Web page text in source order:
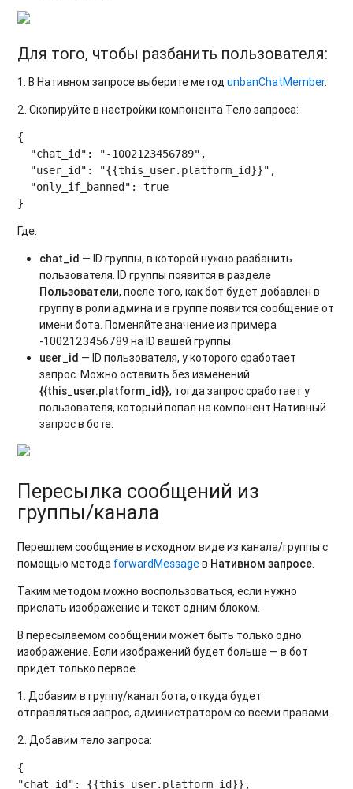
Для того, чтобы разбанить пользователя:
1. В Нативном запросе выберите методunbanChatMember.
2. Скопируйте в настройки компонента Тело запроса:
{
Где:
chat_id — ID группы, в которой нужно разбанить
пользователя. ID группы появится в разделе
Пользователи, после того, как бот будет добавлен в
группу в роли админа и в группе появится сообщение от
имени бота. Поменяйте значение из примера
-1002123456789 на ID вашей группы.
user_id — ID пользователя, у которого сработает
запрос. Можно оставить без изменений
{{this_user.platform_id}}, тогда запрос сработает у
пользователя, который попал на компонент Нативный
запрос в боте.
Пересылка сообщений из
группы/канала
Перешлем сообщение в исходном виде из канала/группы с
помощью метода forwardMessageв Нативном запросе.
Таким методом можно воспользоваться, если нужно
прислать изображение и текст одним блоком.
В пересылаемом сообщении может быть только одно
изображение. Если изображений будет больше — в бот
придет только первое.
1. Добавим в группу/канал бота, откуда будет
отправляться запрос, администратором со всеми правами.
2. Добавим тело запроса:
{
"chat_id": {{this_user.platform_id}},